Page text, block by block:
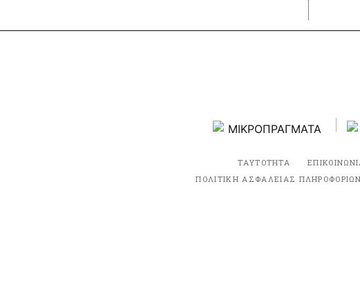
ΤΑΥΤΟΤΗΤΑ
ΠΟΛΙΤΙΚΗ ΑΣΦΑΛΕΙΑΣ